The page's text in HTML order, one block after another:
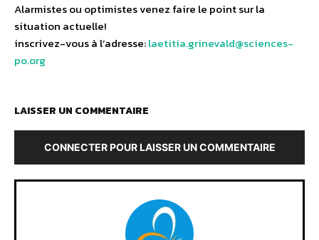
Alarmistes ou optimistes venez faire le point sur la
situation actuelle!
inscrivez-vous à l’adresse:laetitia.grinevald@sciences-
po.org
LAISSER UN COMMENTAIRE
CONNECTER POUR LAISSER UN COMMENTAIRE